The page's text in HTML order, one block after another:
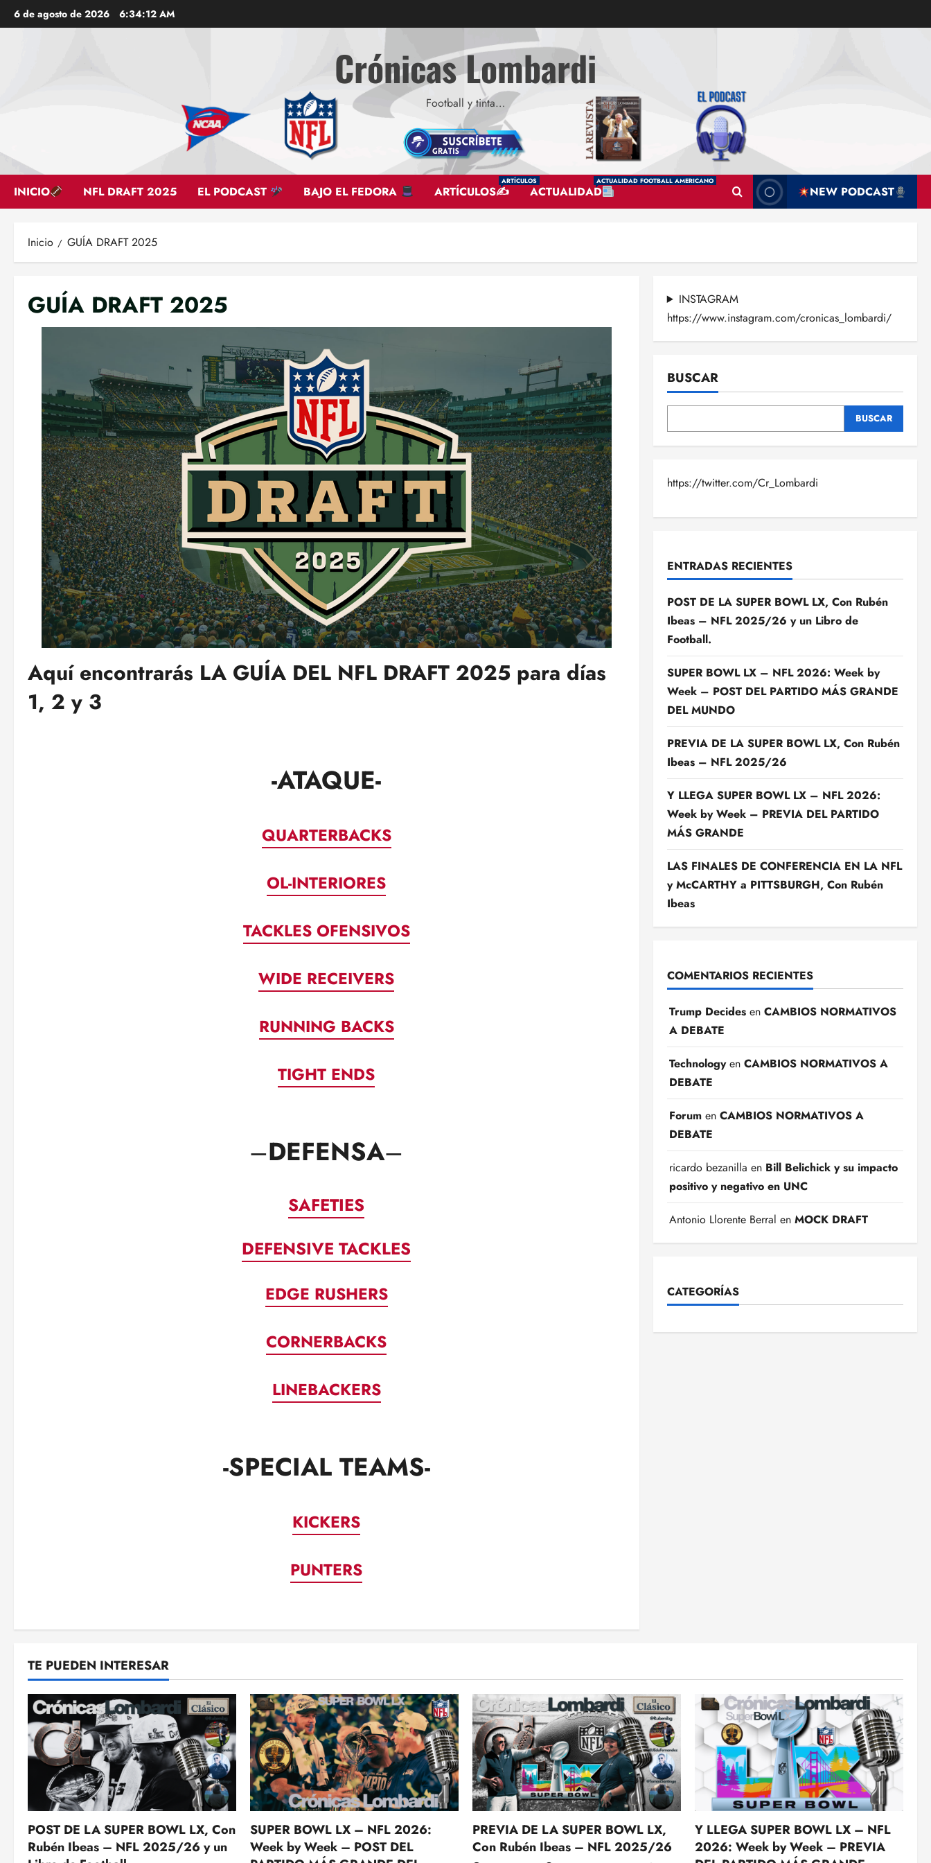
Saltar
al
6 de agosto de 2026 6:34:13 AM
Crónicas Lombardi
Football y tinta…
INICIO NFL DRAFT 2025 EL PODCAST BAJO EL FEDORA ARTÍCULOS✍
ARTÍCULOS
ACTUALIDAD
ACTUALIDAD FOOTBALL AMERICANO
NEW PODCAST
Inicio GUÍA DRAFT 2025
GUÍA DRAFT 2025
Aquí encontrarás LA GUÍA DEL NFL DRAFT 2025 para días
1, 2 y 3
-ATAQUE-
QUARTERBACKS
OL-INTERIORES
TACKLES OFENSIVOS
WIDE RECEIVERS
RUNNING BACKS
TIGHT ENDS
–DEFENSA–
SAFETIES
DEFENSIVE TACKLES
EDGE RUSHERS
CORNERBACKS
LINEBACKERS
-SPECIAL TEAMS-
KICKERS
PUNTERS
INSTAGRAM
https://www.instagram.com/cronicas_lombardi/
BUSCAR
BUSCAR
https://twitter.com/Cr_Lombardi
ENTRADAS RECIENTES
POST DE LA SUPER BOWL LX, Con Rubén
Ibeas – NFL 2025/26 y un Libro de
Football.
SUPER BOWL LX – NFL 2026: Week by
Week – POST DEL PARTIDO MÁS GRANDE
DEL MUNDO
PREVIA DE LA SUPER BOWL LX, Con Rubén
Ibeas – NFL 2025/26
Y LLEGA SUPER BOWL LX – NFL 2026:
Week by Week – PREVIA DEL PARTIDO
MÁS GRANDE
LAS FINALES DE CONFERENCIA EN LA NFL
y McCARTHY a PITTSBURGH, Con Rubén
Ibeas
COMENTARIOS RECIENTES
Trump Decidesen CAMBIOS NORMATIVOS
A DEBATE
Technologyen CAMBIOS NORMATIVOS A
DEBATE
Forumen CAMBIOS NORMATIVOS A
DEBATE
ricardo bezanilla en Bill Belichick y su impacto
positivo y negativo en UNC
Antonio Llorente Berral en MOCK DRAFT
CATEGORÍAS
TE PUEDEN INTERESAR
POST DE LA SUPER BOWL LX, Con
Rubén Ibeas – NFL 2025/26 y un
SUPER BOWL LX – NFL 2026:
Week by Week – POST DEL
PREVIA DE LA SUPER BOWL LX,
Con Rubén Ibeas – NFL 2025/26
Y LLEGA SUPER BOWL LX – NFL
2026: Week by Week – PREVIA